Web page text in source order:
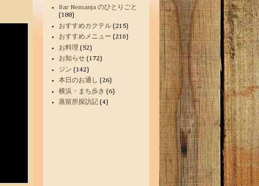
Bar Nemanja のひとりごと
(188)
おすすめカクテル (215)
おすすめメニュー (210)
お料理 (52)
お知らせ (172)
ジン (142)
本日のお通し (26)
横浜・まち歩き (6)
蒸留所探訪記 (4)